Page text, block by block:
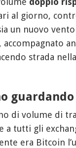
al giorno,
un nuovo
accompagnato
strada
di volume di
a tutti gli
era Bitcoin